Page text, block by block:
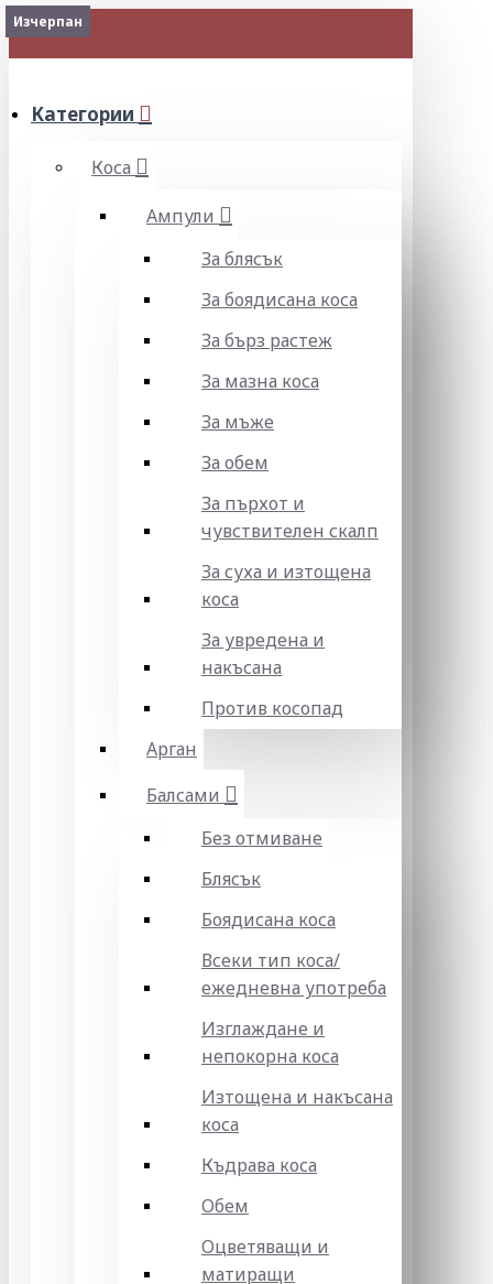
МЕНЮ
Категории
Коса
Ампули
За блясък
За боядисана коса
За бърз растеж
За мазна коса
За мъже
За обем
За пърхот и
чувствителен скалп
За суха и изтощена
коса
За увредена и
накъсана
Против косопад
Арган
Балсами
Без отмиване
Блясък
Боядисана коса
Всеки тип коса/
ежедневна употреба
Изглаждане и
непокорна коса
Изтощена и накъсана
коса
Къдрава коса
Обем
Оцветяващи и
матиращи
Изчерпан
Изчерпан